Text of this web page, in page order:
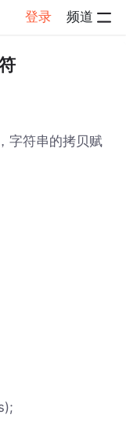
登录 频道
字符串的拷贝赋